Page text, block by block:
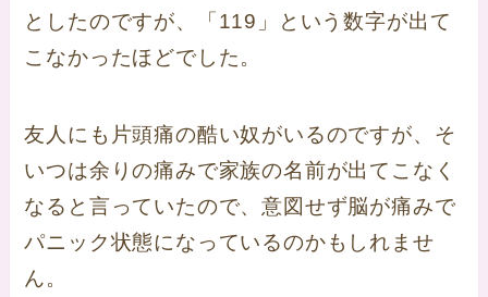
としたのですが、「119」という数字が出て
こなかったほどでした。
友人にも片頭痛の酷い奴がいるのですが、そ
いつは余りの痛みで家族の名前が出てこなく
なると言っていたので、意図せず脳が痛みで
パニック状態になっているのかもしれませ
ん。